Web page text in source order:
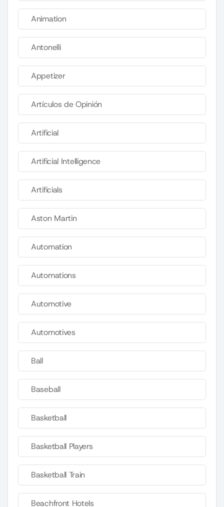
Animation
Antonelli
Appetizer
Artículos de Opinión
Artificial
Artificial Intelligence
Artificials
Aston Martin
Automation
Automations
Automotive
Automotives
Ball
Baseball
Basketball
Basketball Players
Basketball Train
Beachfront Hotels